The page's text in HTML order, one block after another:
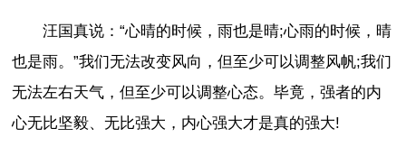
汪国真说：“心晴的时候，雨也是晴;心雨的时候，晴
也是雨。”我们无法改变风向，但至少可以调整风帆;我们
无法左右天气，但至少可以调整心态。毕竟，强者的内
心无比坚毅、无比强大，内心强大才是真的强大!